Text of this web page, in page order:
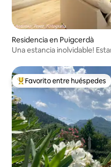
Residencia en Puigcerdà
Una estancia inolvidable!
De los mejores en Favorito
Favorito entre huéspedes